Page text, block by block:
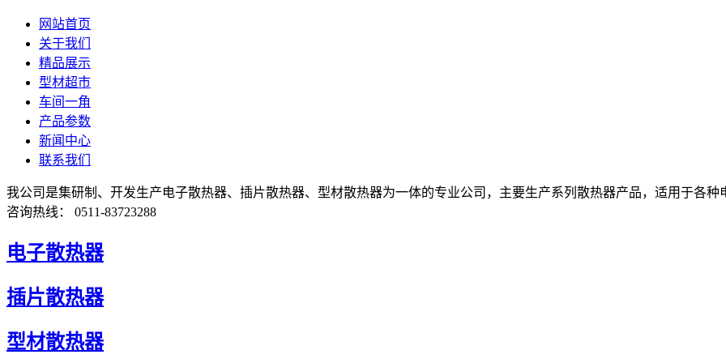
网站首页
关于我们
精品展示
型材超市
车间一角
产品参数
新闻中心
联系我们
我公司是集研制、开发生产电子散热器、插片散热器、型材散热器为一体的专业公司，主要生产系列散热器产品，适用于各种
咨询热线： 0511-83723288
电子散热器
插片散热器
型材散热器